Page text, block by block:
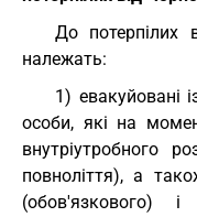
До потерпілих
належать:
1) евакуйовані
особи, які на
внутріутробного
повноліття), а
(обов'язкового) і